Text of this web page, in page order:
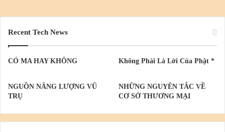
Recent Tech News
CÓ MA HAY KHÔNG Không Phải Là Lời Của Phật *
NGUỒN NĂNG LƯỢNG VŨ
TRỤ
NHỮNG NGUYÊN TẮC VỀ
CƠ SỞ THƯƠNG MẠI